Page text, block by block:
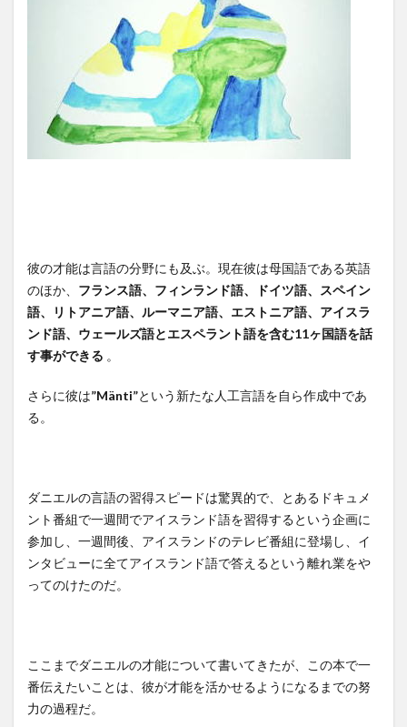
彼の才能は言語の分野にも及ぶ。現在彼は母国語である英語
のほか、 フランス語、フィンランド語、ドイツ語、スペイン
語、リトアニア語、ルーマニア語、エストニア語、アイスラ
ンド語、ウェールズ語とエスペラント語を含む11ヶ国語を話
す事ができる 。
さらに彼は”Mänti”という新たな人工言語を自ら作成中であ
る。
ダニエルの言語の習得スピードは驚異的で、とあるドキュメ
ント番組で一週間でアイスランド語を習得するという企画に
参加し、一週間後、アイスランドのテレビ番組に登場し、イ
ンタビューに全てアイスランド語で答えるという離れ業をや
ってのけたのだ。
ここまでダニエルの才能について書いてきたが、この本で一
番伝えたいことは、彼が才能を活かせるようになるまでの努
力の過程だ。